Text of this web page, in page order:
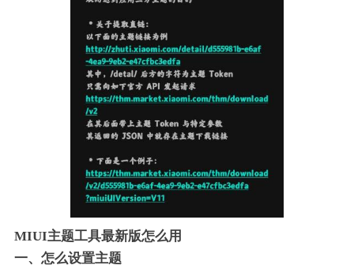
MIUI主题工具最新版怎么用
一、怎么设置主题